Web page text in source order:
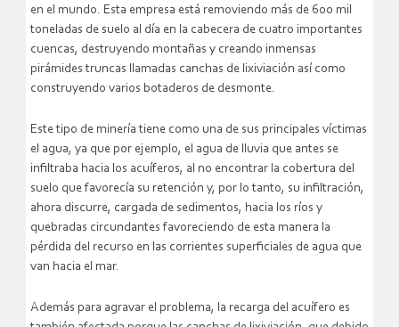
en el mundo. Esta empresa está removiendo más de 600 mil
toneladas de suelo al día en la cabecera de cuatro importantes
cuencas, destruyendo montañas y creando inmensas
pirámides truncas llamadas canchas de lixiviación así como
construyendo varios botaderos de desmonte.
Este tipo de minería tiene como una de sus principales víctimas
el agua, ya que por ejemplo, el agua de lluvia que antes se
infiltraba hacia los acuíferos, al no encontrar la cobertura del
suelo que favorecía su retención y, por lo tanto, su infiltración,
ahora discurre, cargada de sedimentos, hacia los ríos y
quebradas circundantes favoreciendo de esta manera la
pérdida del recurso en las corrientes superficiales de agua que
van hacia el mar.
Además para agravar el problema, la recarga del acuífero es